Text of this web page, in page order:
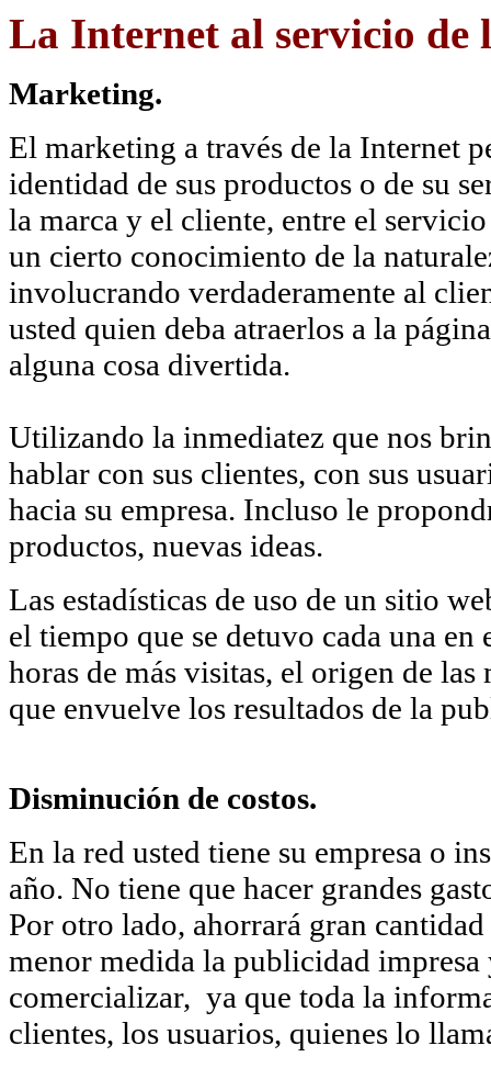
La Internet al servicio de
Marketing.
El marketing a través de la Internet
identidad de sus productos o de su
la marca y el cliente, entre el
un cierto conocimiento de la
involucrando verdaderamente al
usted quien deba atraerlos a la
alguna cosa divertida.
Utilizando la inmediatez que nos
hablar con sus clientes, con sus
hacia su empresa. Incluso le
productos, nuevas ideas.
Las estadísticas de uso de un sitio
el tiempo que se detuvo cada una
horas de más visitas, el origen de
que envuelve los resultados de la
Disminución de costos.
En la red usted tiene su empresa o
año. No tiene que hacer grandes
Por otro lado, ahorrará gran
menor medida la publicidad
comercializar, ya que toda la
clientes, los usuarios, quienes lo